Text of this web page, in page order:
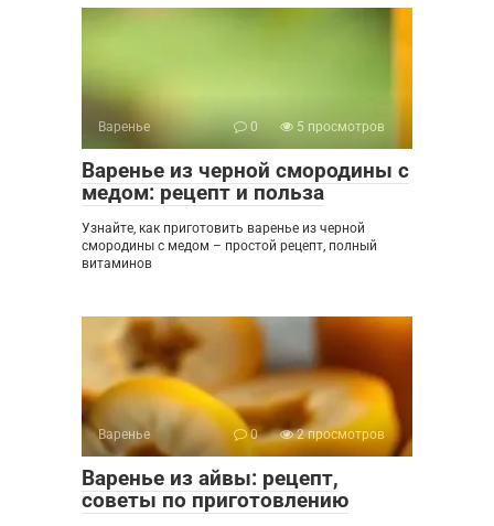
Варенье 0 5 просмотров
Варенье из черной смородины с
медом: рецепт и польза
Узнайте, как приготовить варенье из черной
смородины с медом – простой рецепт, полный
витаминов
Варенье 0 2 просмотров
Варенье из айвы: рецепт,
советы по приготовлению